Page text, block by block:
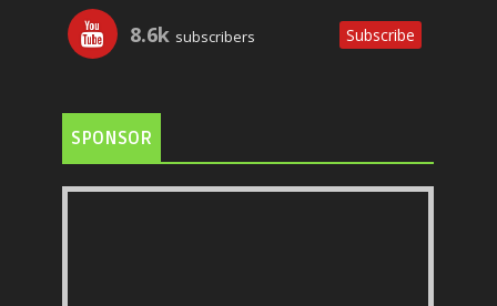
8.6k subscribers Subscribe
SPONSOR